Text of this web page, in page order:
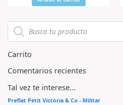
a
d
n
d
e
Carrito
Comentarios recientes
Tal vez te interese…
Preflat Petit Victoria & Co - Militar